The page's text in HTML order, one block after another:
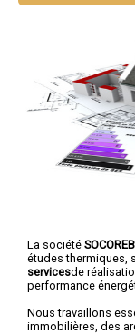
La société
études thermiques,
servicesde
performance
Nous travaillons
immobilières, des